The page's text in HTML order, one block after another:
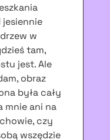
w
tam,
jest. Ale
obraz
była cały
mnie ani na
czy
wszędzie